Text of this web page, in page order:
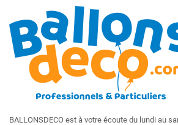
BALLONSDECO est à votre écoute du lundi au